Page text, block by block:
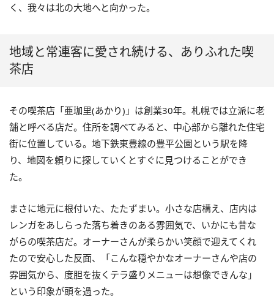
く、我々は北の大地へと向かった。
地域と常連客に愛され続ける、ありふれた喫
茶店
その喫茶店「亜珈里(あかり)」は創業30年。札幌では立派に老
舗と呼べる店だ。住所を調べてみると、中心部から離れた住宅
街に位置している。地下鉄東豊線の豊平公園という駅を降
り、地図を頼りに探していくとすぐに見つけることができ
た。
まさに地元に根付いた、たたずまい。小さな店構え、店内は
レンガをあしらった落ち着きのある雰囲気で、いかにも昔な
がらの喫茶店だ。オーナーさんが柔らかい笑顔で迎えてくれ
たので安心した反面、「こんな穏やかなオーナーさんや店の
雰囲気から、度胆を抜くテラ盛りメニューは想像できんな」
という印象が頭を過った。